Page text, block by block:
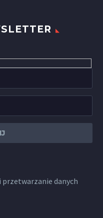
i przetwarzanie danych